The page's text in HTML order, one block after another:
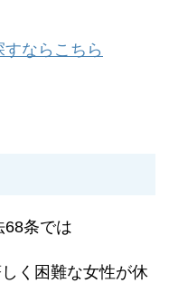
ならこちら
68条では
く困難な女性が休